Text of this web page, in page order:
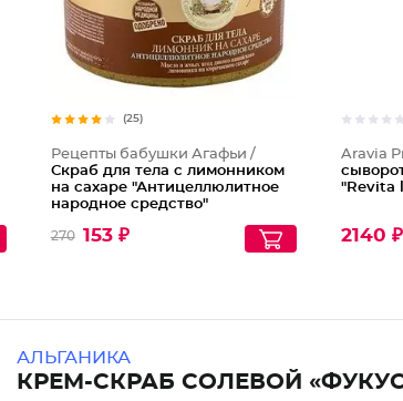
(25)
Рецепты бабушки Агафьи /
Скраб для тела с лимонником
на сахаре "Антицеллюлитное
народное средство"
270 153 ₽
Aravia
"Revita
2140 ₽
АЛЬГАНИКА
КРЕМ-СКРАБ СОЛЕВОЙ